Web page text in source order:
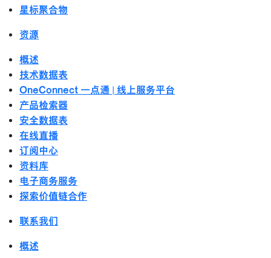
星标聚合物
资源
概述
技术数据表
OneConnect 一点通 | 线上服务平台
产品检索器
安全数据表
在线直播
订阅中心
资料库
电子商务服务
探索价值链合作
联系我们
概述